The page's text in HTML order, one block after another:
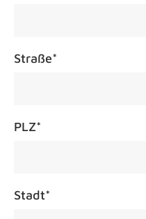
Straße*
PLZ*
Stadt*